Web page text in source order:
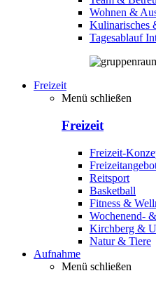
Wohnen &
Kulinarisches
Tagesablauf
Freizeit
Menü schließen
Freizeit
Freizeit-
Reitsport
Basketball
Fitness &
Wochenend-
Kirchberg &
Natur & Tiere
Aufnahme
Menü schließen